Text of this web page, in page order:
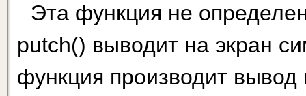
Эта функция не
putch() выводит на экран
функция производит